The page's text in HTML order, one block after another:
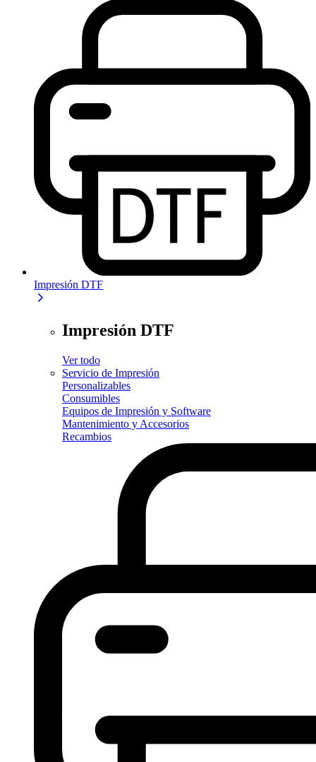
Impresión DTF
Impresión DTF
Ver todo
Servicio de Impresión
Personalizables
Consumibles
Equipos de Impresión y Software
Mantenimiento y Accesorios
Recambios